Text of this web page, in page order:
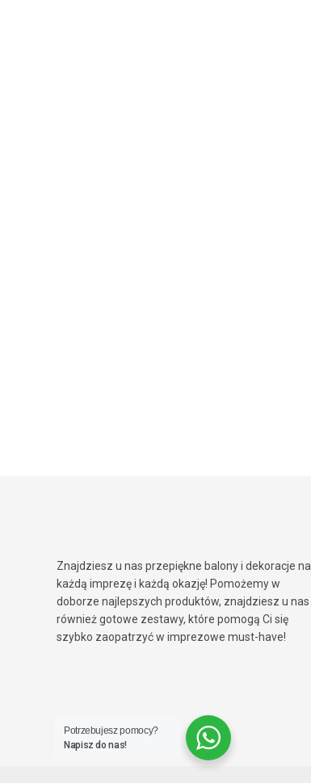
Znajdziesz u nas przepiękne balony i dekoracje na
każdą imprezę i każdą okazję! Pomożemy w
doborze najlepszych produktów, znajdziesz u nas
również gotowe zestawy, które pomogą Ci się
szybko zaopatrzyć w imprezowe must-have!
Potrzebujesz pomocy?
Napisz do nas!